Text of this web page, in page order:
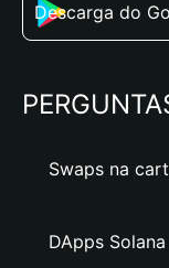
Descarga do
Swaps na
DApps Solana